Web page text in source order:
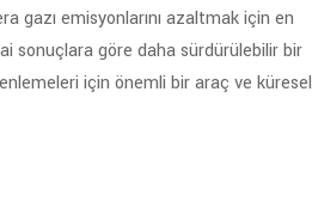
gazı emisyonlarını azaltmak için en
sonuçlara göre daha sürdürülebilir bir
için önemli bir araç ve küresel